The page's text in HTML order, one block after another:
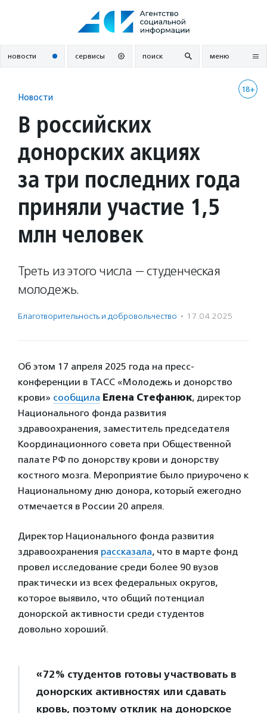
новости сервисы поиск меню
18+
Новости
В российских
донорских акциях
за три последних года
приняли участие 1,5
млн человек
Треть из этого числа — студенческая
молодежь.
Благотвори­тель­ность и доброволь­чест­во · 17.04.2025
Об этом 17 апреля 2025 года на пресс-
конференции в ТАСС «Молодежь и донорство
крови» сообщила Елена Стефанюк, директор
Национального фонда развития
здравоохранения, заместитель председателя
Координационного совета при Общественной
палате РФ по донорству крови и донорству
костного мозга. Мероприятие было приурочено к
Национальному дню донора, который ежегодно
отмечается в России 20 апреля.
Директор Национального фонда развития
здравоохранения рассказала, что в марте фонд
провел исследование среди более 90 вузов
практически из всех федеральных округов,
которое выявило, что общий потенциал
донорской активности среди студентов
довольно хороший.
«72% студентов готовы участвовать в
донорских активностях или сдавать
кровь, поэтому отклик на донорское